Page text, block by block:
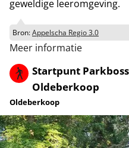
geweldige leeromgeving.
Bron:Appelscha Regio 3.0
Meer informatie
Startpunt
Oldeberkoop
Oldeberkoop